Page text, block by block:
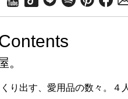
。
り出す、愛用品の数々。４